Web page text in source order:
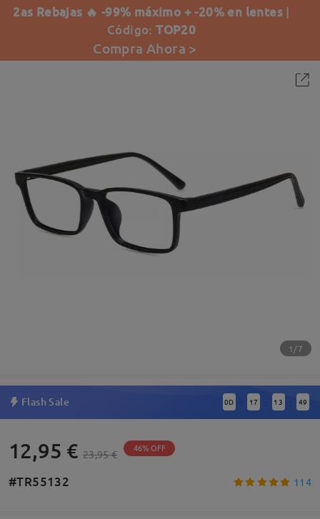
2as Rebajas 🔥 -99% máximo + -20% en lentes |
Código:TOP20
Compra Ahora >
1/7
Flash Sale 0D : 17 : 13 : 49
12,95 € 23,95 € 46% OFF
#TR55132 114